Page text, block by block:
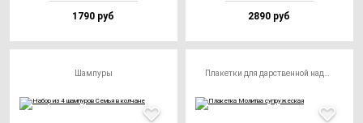
1790 руб 2890 руб
Шампуры